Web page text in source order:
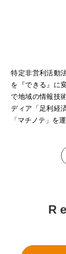
特定非営利活動
を『できる』に
で地域の情報技
ディア「足利経
「マチノテ」を